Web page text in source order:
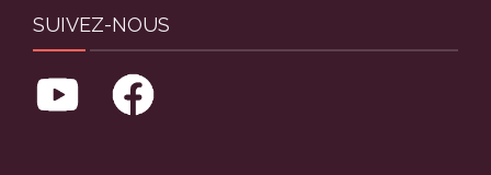
SUIVEZ-NOUS